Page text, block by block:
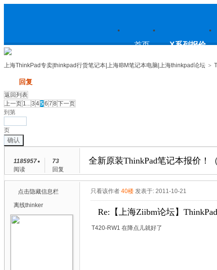
上
海ThinkPad专卖|thinkpad行货笔
记本|上海IBM笔记本电脑|上海
thinkpad论坛
首页 X系列报价
上海ThinkPad专卖|thinkpad行货笔记本|上海IBM笔记本电脑|上海thinkpad论坛 >
回复
返回列表
上一页 1...3 456 7 8 下一页
到第
页
确认
1185957
阅读
73
回复
全新原装ThinkPad笔记本报价！
点击隐藏信息栏
离线thinker
只看该作者 40楼 发表于: 2011-10-21
Re:【上海Ziibm论坛】
T420-RW1 在降点儿就好了